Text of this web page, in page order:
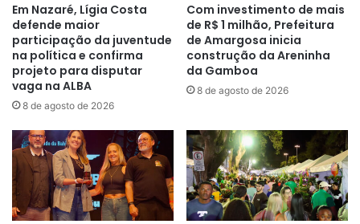
Em Nazaré, Lígia Costa
defende maior
participação da juventude
na política e confirma
projeto para disputar
vaga na ALBA
8 de agosto de 2026
Com investimento de mais
de R$ 1 milhão, Prefeitura
de Amargosa inicia
construção da Areninha
da Gamboa
8 de agosto de 2026